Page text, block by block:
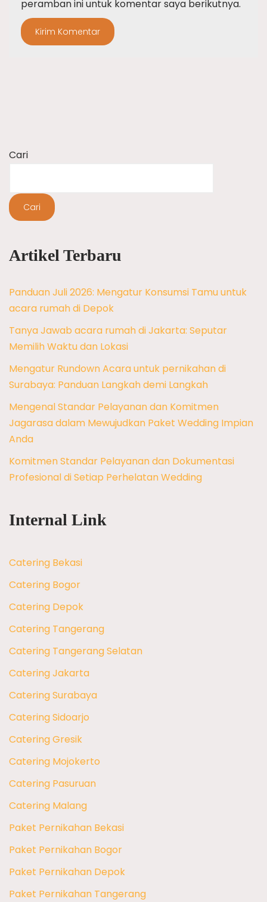
peramban ini untuk komentar saya berikutnya.
Cari
Cari
Artikel Terbaru
Panduan Juli 2026: Mengatur Konsumsi Tamu untuk
acara rumah di Depok
Tanya Jawab acara rumah di Jakarta: Seputar
Memilih Waktu dan Lokasi
Mengatur Rundown Acara untuk pernikahan di
Surabaya: Panduan Langkah demi Langkah
Mengenal Standar Pelayanan dan Komitmen
Jagarasa dalam Mewujudkan Paket Wedding Impian
Anda
Komitmen Standar Pelayanan dan Dokumentasi
Profesional di Setiap Perhelatan Wedding
Internal Link
Catering Bekasi
Catering Bogor
Catering Depok
Catering Tangerang
Catering Tangerang Selatan
Catering Jakarta
Catering Surabaya
Catering Sidoarjo
Catering Gresik
Catering Mojokerto
Catering Pasuruan
Catering Malang
Paket Pernikahan Bekasi
Paket Pernikahan Bogor
Paket Pernikahan Depok
Paket Pernikahan Tangerang